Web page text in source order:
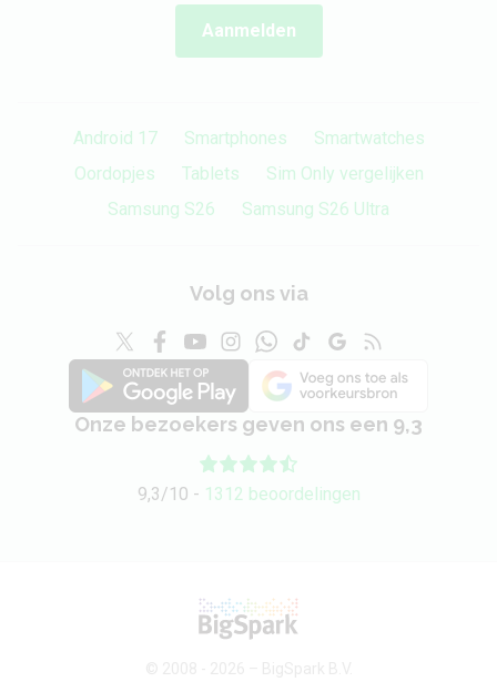
Aanmelden
Android 17 Smartphones
Smartwatches
Oordopjes
Tablets
Sim Only vergelijken
Samsung S26
Samsung S26 Ultra
Volg ons via
Onze bezoekers geven ons een 9,3
9,3/10 - 1312 beoordelingen